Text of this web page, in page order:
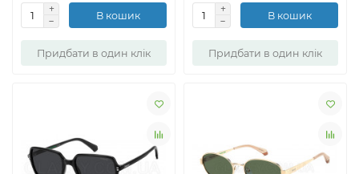
В кошик
Придбати в один клік
В кошик
Придбати в один клік